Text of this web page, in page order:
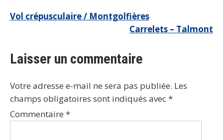
Navigation
l’article
Vol crépusculaire / Montgolfières
Carrelets – Talmont
Laisser un commentaire
Votre adresse e-mail ne sera pas publiée. Les
champs obligatoires sont indiqués avec*
Commentaire *